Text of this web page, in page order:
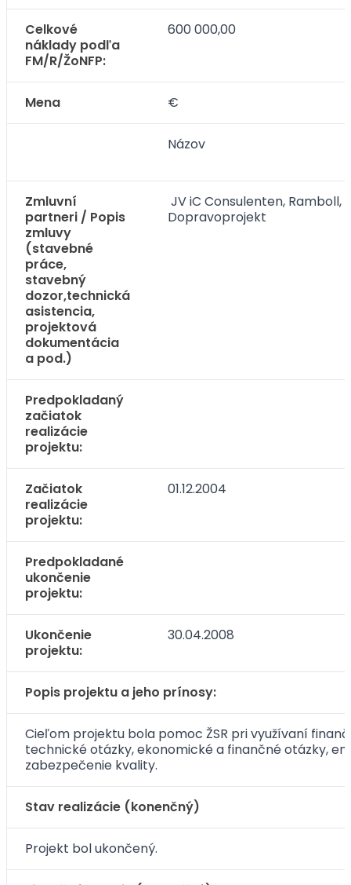
Celkové
náklady podľa
FM/R/ŽoNFP:
600 000,00
Mena €
Názov
Zmluvní
partneri / Popis
zmluvy
(stavebné
práce,
stavebný
dozor,technická
asistencia,
projektová
dokumentácia
a pod.)
JV iC Consulenten, Ramboll,
Dopravoprojekt
Predpokladaný
začiatok
realizácie
projektu:
Začiatok
realizácie
projektu:
01.12.2004
Predpokladané
ukončenie
projektu:
Ukončenie
projektu:
30.04.2008
Popis projektu a jeho prínosy:
Cieľom projektu bola pomoc ŽSR pri využívaní
technické otázky, ekonomické a finančné otázky,
zabezpečenie kvality.
Stav realizácie (konenčný)
Projekt bol ukončený.